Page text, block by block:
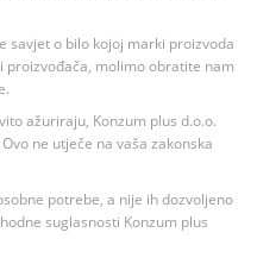
savjet o bilo kojoj marki proizvoda
proizvođača, molimo obratite nam
ažuriraju, Konzum plus d.o.o.
ne utječe na vaša zakonska
potrebe, a nije ih dozvoljeno
suglasnosti Konzum plus